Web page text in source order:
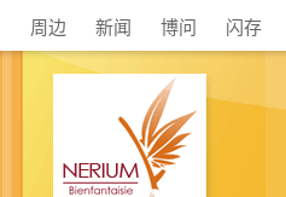
周边 新闻 博问 闪存